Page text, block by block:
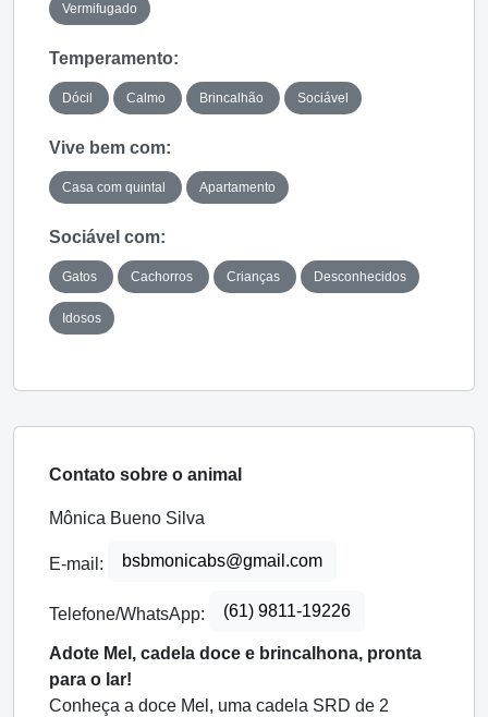
Vermifugado
Temperamento:
Dócil Calmo Brincalhão Sociável
Vive bem com:
Casa com quintal Apartamento
Sociável com:
Gatos Cachorros Crianças Desconhecidos
Idosos
Contato sobre o animal
Mônica Bueno Silva
E-mail: bsbmonicabs@gmail.com
Telefone/WhatsApp: (61) 9811-19226
Adote Mel, cadela doce e brincalhona, pronta
para o lar!
Conheça a doce Mel, uma cadela SRD de 2